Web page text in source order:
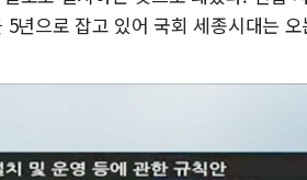
년으로 잡고 있어 국회 세종시대는